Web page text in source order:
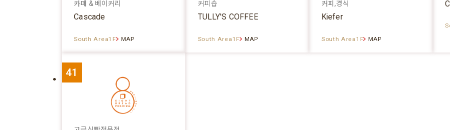
카페 & 베이커리
Cascade
South Area1F MAP
커피숍
TULLY'S COFFEE
South Area1F MAP
커피,경식
Kiefer
South Area1F MAP
41